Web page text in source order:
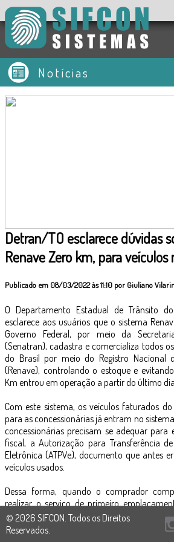
Notícias
Detran/TO esclarece dúvidas
Renave Zero km, para veículos
Publicado em 08/03/2022 às 11:10 por Giuliano
O Departamento Estadual de Trânsito
esclarece aos usuários que o sistema
Governo Federal, por meio da
(Senatran), cadastra e comercializa todos
do Brasil por meio do Registro Nacional
(Renave), controlando o estoque e
Km entrou em operação a partir do último
Com este sistema, os veículos faturados
para as concessionárias já entram no
concessionárias precisam se adequar
fiscal, a Autorização para Transferência
Eletrônica (ATPVe), documento que antes
veículos usados.
Dessa forma, quando o comprador
realizar o serviço de primeiro
informação da concessionária que vendeu
que o comprou. Não sendo necessária
© 2026 SIFCON. Todos os Direitos
Reservados.